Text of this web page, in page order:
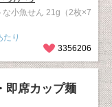
な小魚せん 21g（2枚×7
たり
3356206
即席カップ麺